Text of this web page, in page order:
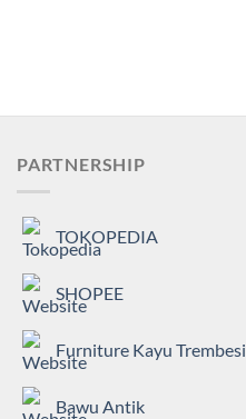
PARTNERSHIP
TOKOPEDIA
SHOPEE
Furniture Kayu Trembesi
Bawu Antik